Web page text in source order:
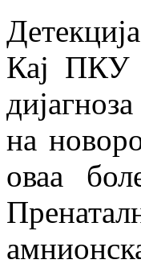
Кај ПКУ
на
оваа